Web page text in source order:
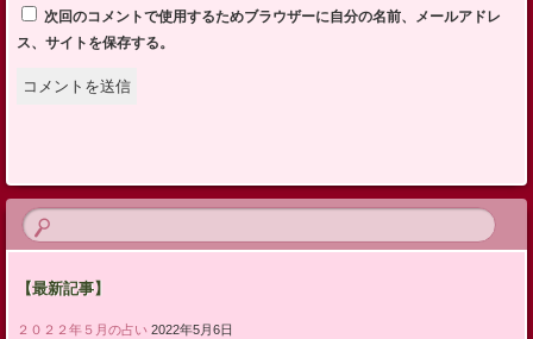
次回のコメントで使用するためブラウザーに自分の名前、メールアドレ
ス、サイトを保存する。
【最新記事】
２０２２年５月の占い 2022年5月6日